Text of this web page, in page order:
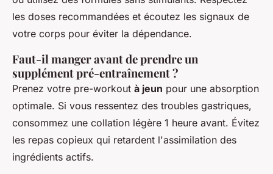
les doses recommandées et écoutez les signaux de
votre corps pour éviter la dépendance.
Faut-il manger avant de prendre un
supplément pré-entraînement ?
Prenez votre pre-workout à jeun pour une absorption
optimale. Si vous ressentez des troubles gastriques,
consommez une collation légère 1 heure avant. Évitez
les repas copieux qui retardent l'assimilation des
ingrédients actifs.